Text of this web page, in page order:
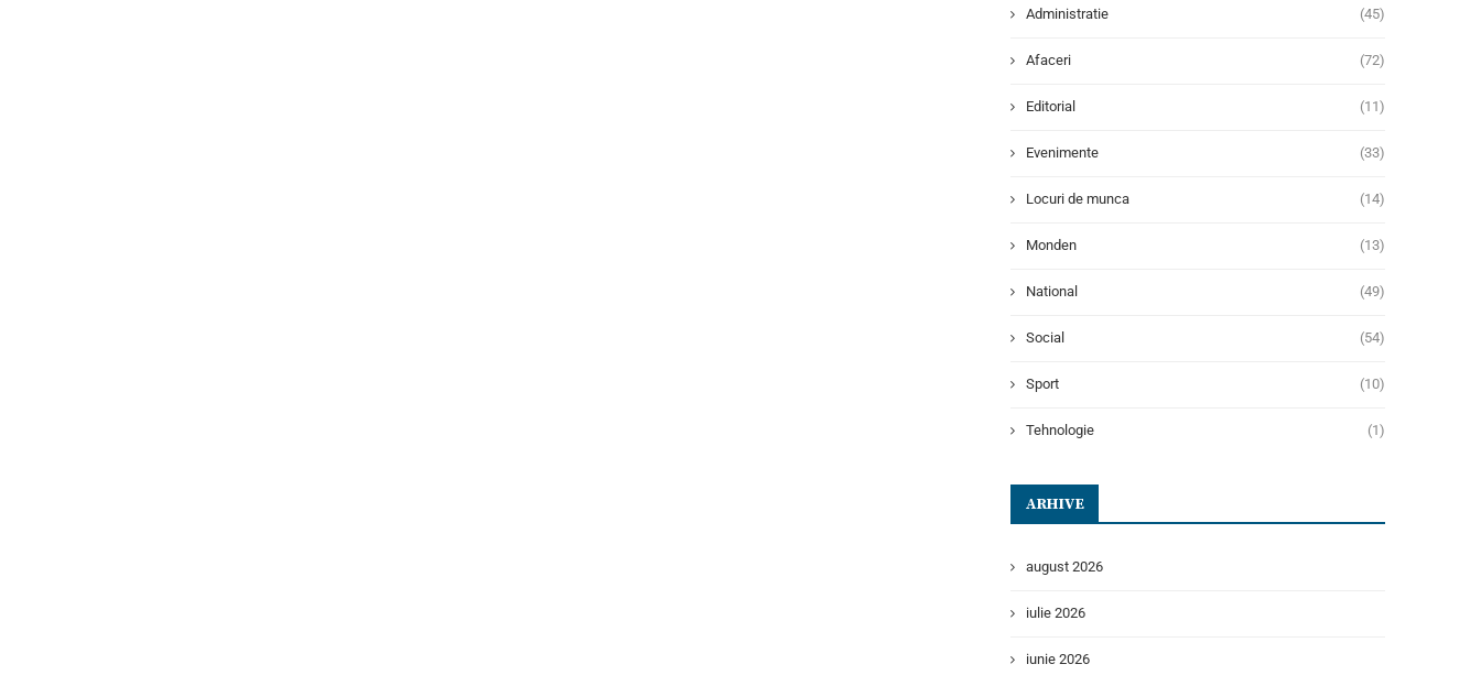
Administratie (45)
Afaceri (72)
Editorial (11)
Evenimente (33)
Locuri de munca (14)
Monden (13)
National (49)
Social (54)
Sport (10)
Tehnologie (1)
ARHIVE
august 2026
iulie 2026
iunie 2026